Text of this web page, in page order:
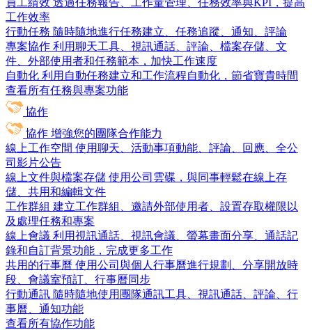
員工績效 透過任務報告、工作量管理、任務效率與KPI，提高
工作效率
行動任務 隨時隨地進行任務建立、任務追蹤、通知、評論
專案協作 利用聊天工具、視訊通話、評論、檔案存儲、文
件、外部使用者和任務範本，加快工作速度
自動化 利用自動任務建立和工作流程自動化，節省寶貴時間
查看所有任務與專案功能
協作
協作 增強您的團隊合作能力
線上工作空間 使用聊天、活動事項動能、評論、回應、全公
司影片公告
線上文件與檔案存儲 使用公司雲碟，與同事輕鬆在線上存
儲、共用和編輯文件
工作群組 建立工作群組、邀請外部使用者、設置存取權限以
及處理任務和專案
線上會議 利用視訊通話、視訊會議、螢幕畫面分享、通話記
錄和自訂背景功能，完成更多工作
共用的行事曆 使用公司與個人行事曆進行規劃、分享開放時
段、會議室預訂、行事曆同步
行動通訊 隨時隨地使用團隊通訊工具、視訊通話、評論、行
事曆、通知功能
查看所有協作功能